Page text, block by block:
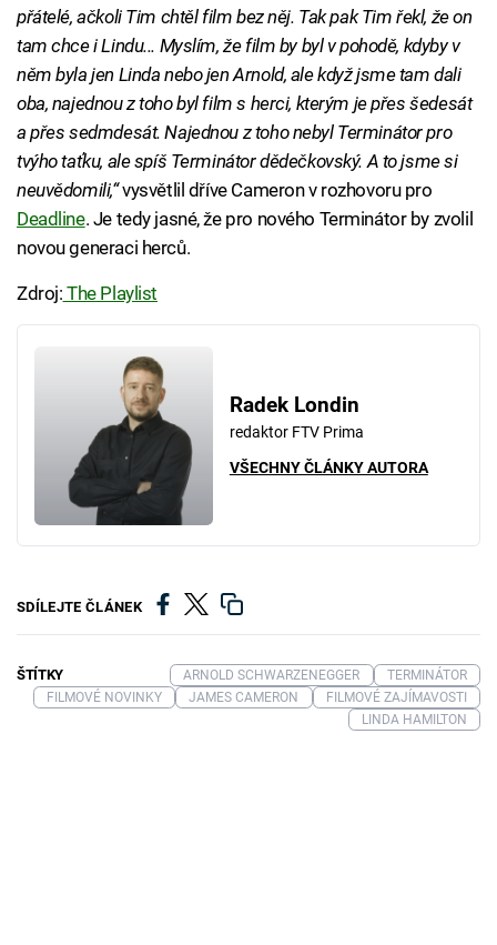
přátelé, ačkoli Tim chtěl film bez něj. Tak pak Tim řekl, že on
tam chce i Lindu... Myslím, že film by byl v pohodě, kdyby v
něm byla jen Linda nebo jen Arnold, ale když jsme tam dali
oba, najednou z toho byl film s herci, kterým je přes šedesát
a přes sedmdesát. Najednou z toho nebyl Terminátor pro
tvýho taťku, ale spíš Terminátor dědečkovský. A to jsme si
neuvědomili,“vysvětlil dříve Cameron v rozhovoru pro
Deadline. Je tedy jasné, že pro nového Terminátor by zvolil
novou generaci herců.
Zdroj: The Playlist
Radek Londin
redaktor FTV Prima
VŠECHNY ČLÁNKY AUTORA
SDÍLEJTE ČLÁNEK
ŠTÍTKY ARNOLD SCHWARZENEGGER
TERMINÁTOR
FILMOVÉ NOVINKY
JAMES CAMERON
FILMOVÉ ZAJÍMAVOSTI
LINDA HAMILTON